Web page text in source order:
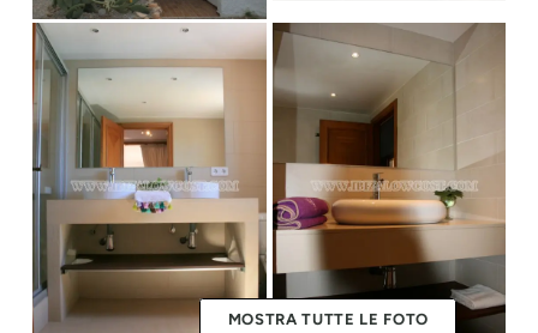
MOSTRA TUTTE LE FOTO